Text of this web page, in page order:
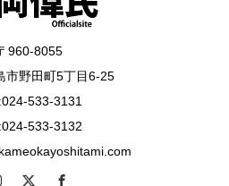
960-8055
市野田町5丁目6-25
533-3131
533-3132